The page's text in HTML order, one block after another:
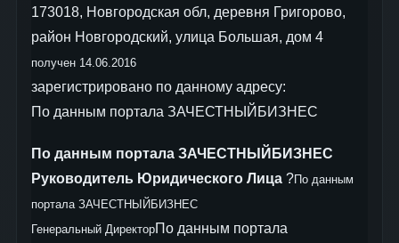
173018, Новгородская обл, деревня Григорово,
район Новгородский, улица Большая, дом 4
получен 14.06.2016
зарегистрировано по данному адресу:
По данным портала ЗАЧЕСТНЫЙБИЗНЕС
По данным портала ЗАЧЕСТНЫЙБИЗНЕС
Руководитель Юридического Лица ?По данным
портала ЗАЧЕСТНЫЙБИЗНЕС
Генеральный ДиректорПо данным портала